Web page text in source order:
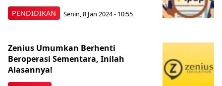
PENDIDIKAN Senin, 8 Jan 2024 - 10:55
Zenius Umumkan Berhenti
Beroperasi Sementara, Inilah
Alasannya!